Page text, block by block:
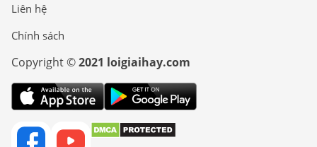
Liên hệ
Chính sách
Copyright ©2021 loigiaihay.com